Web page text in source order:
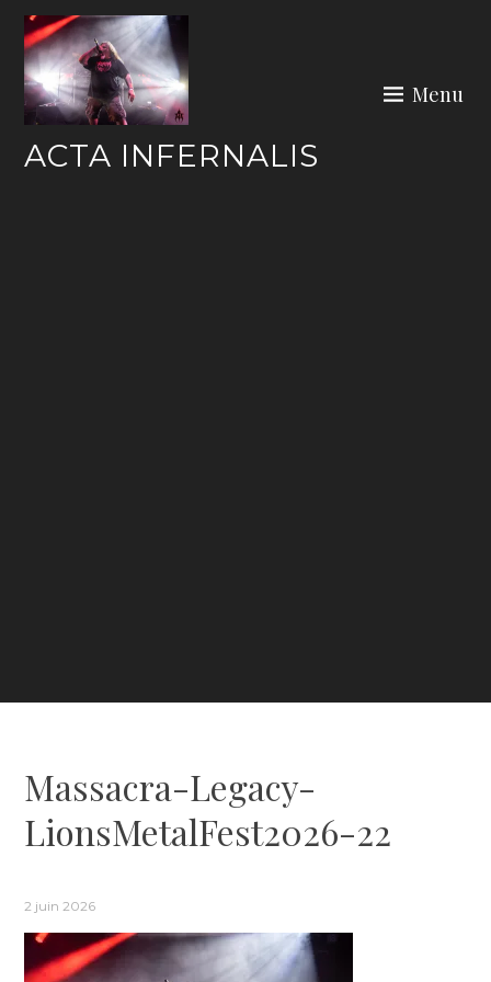
Skip
content
ACTA INFERNALIS
Menu
Massacra-Legacy-
LionsMetalFest2026-22
2 juin 2026